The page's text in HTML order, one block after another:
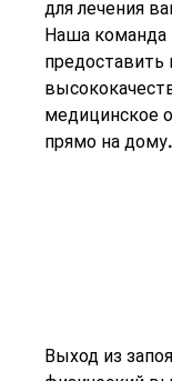
для лечения
Наша команда
предоставить
медицинское
прямо на дому.
Выход из